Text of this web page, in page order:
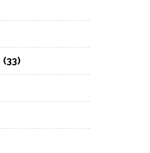
(33)